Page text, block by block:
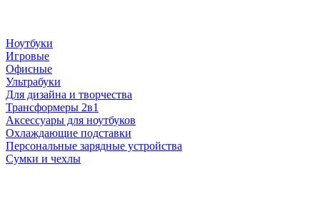
Ноутбуки
Игровые
Офисные
Ультрабуки
Для дизайна и творчества
Трансформеры 2в1
Аксессуары для ноутбуков
Охлаждающие подставки
Персональные зарядные устройства
Сумки и чехлы